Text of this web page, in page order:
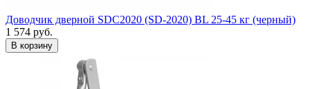
Доводчик дверной SDC2020 (SD-2020) BL 25-45 кг (черный)
1 574 руб.